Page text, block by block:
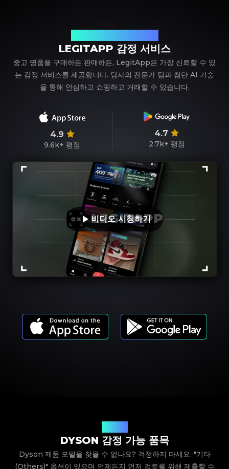
LEGITAPP 감정 서비스
중고 명품을 구매하든 판매하든, LegitApp은 가장 신뢰할 수 있
는 감정 서비스를 제공합니다. 당사의 전문가 팀과 첨단 AI 기술
을 통해 안심하고 쇼핑하고 거래할 수 있습니다.
4.9
9.6k+ 평점
4.7
2.7k+ 평점
비디오 시청하기
DYSON 감정 가능 품목
Dyson 제품 모델을 찾을 수 없나요? 걱정하지 마세요. "기타
(Others)" 옵션이 있으며 언제든지 먼저 검토를 위해 제출할 수